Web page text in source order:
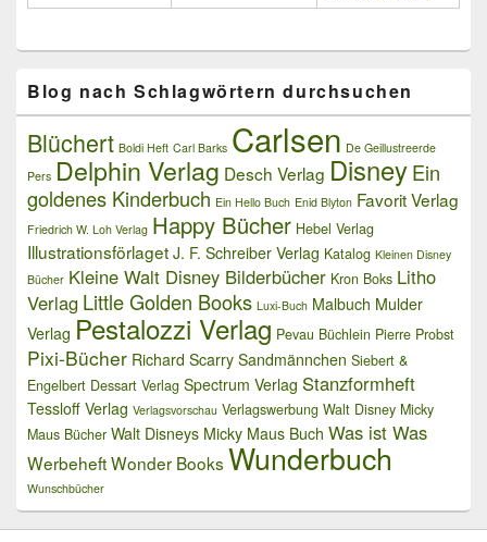
Blog nach Schlagwörtern durchsuchen
Blüchert Boldi Heft Carl Barks Carlsen De Geillustreerde
Pers Delphin Verlag Desch Verlag DisneyEin
goldenes Kinderbuch Ein Hello Buch Enid Blyton Favorit Verlag
Friedrich W. Loh Verlag Happy Bücher Hebel Verlag
Illustrationsförlaget J. F. Schreiber Verlag Katalog Kleinen Disney
Bücher Kleine Walt Disney Bilderbücher Kron Boks Litho
Verlag Little Golden Books Luxi-Buch Malbuch Mulder
Verlag Pestalozzi Verlag Pevau Büchlein Pierre Probst
Pixi-Bücher Richard Scarry Sandmännchen Siebert &
Engelbert Dessart Verlag Spectrum Verlag Stanzformheft
Tessloff Verlag Verlagsvorschau Verlagswerbung Walt Disney Micky
Maus Bücher Walt Disneys Micky Maus Buch Was ist Was
WerbeheftWonder Books Wunderbuch
Wunschbücher